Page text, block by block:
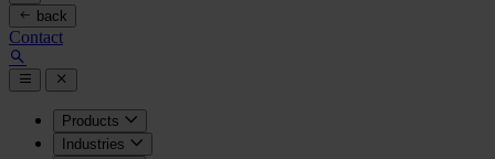
back
Contact
Products
Industries